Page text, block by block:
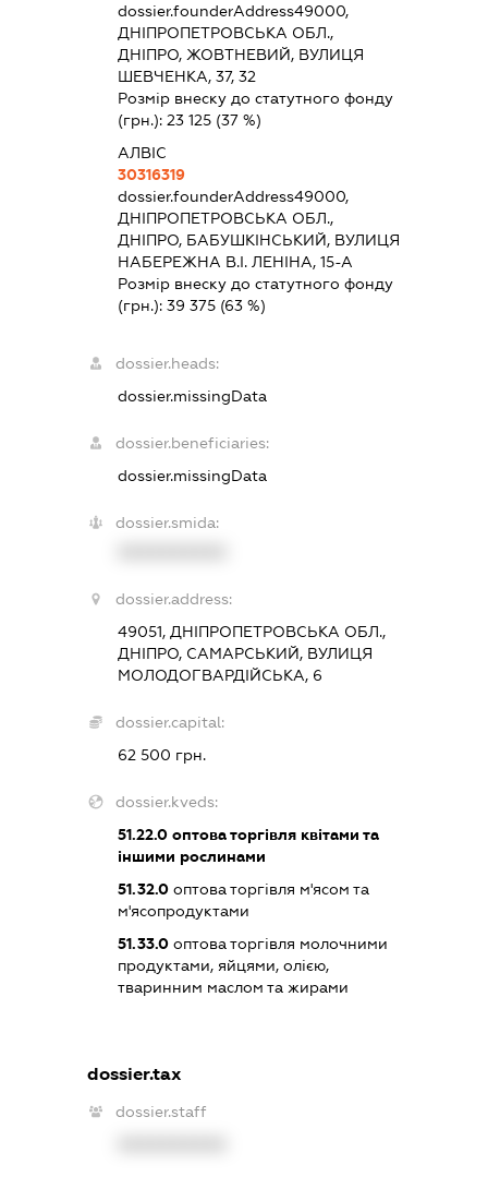
dossier.founderAddress49000,
ДНІПРОПЕТРОВСЬКА ОБЛ.,
ДНІПРО, ЖОВТНЕВИЙ, ВУЛИЦЯ
ШЕВЧЕНКА, 37, 32
Розмір внеску до статутного фонду
(грн.):23 125 (37 %)
АЛВІС
30316319
dossier.founderAddress49000,
ДНІПРОПЕТРОВСЬКА ОБЛ.,
ДНІПРО, БАБУШКІНСЬКИЙ, ВУЛИЦЯ
НАБЕРЕЖНА В.І. ЛЕНІНА, 15-А
Розмір внеску до статутного фонду
(грн.):39 375 (63 %)
dossier.heads:
dossier.missingData
dossier.beneficiaries:
dossier.missingData
dossier.smida:
dossier.address:
49051, ДНІПРОПЕТРОВСЬКА ОБЛ.,
ДНІПРО, САМАРСЬКИЙ, ВУЛИЦЯ
МОЛОДОГВАРДІЙСЬКА, 6
dossier.capital:
62 500 грн.
dossier.kveds:
51.22.0 оптова торгівля квітами та
іншими рослинами
51.32.0 оптова торгівля м'ясом та
м'ясопродуктами
51.33.0 оптова торгівля молочними
продуктами, яйцями, олією,
тваринним маслом та жирами
dossier.tax
dossier.staff